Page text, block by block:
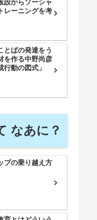
設からソーシャ
レーニングを考
とばの発達をう
を作る中野尚彦
行動の図式」
なあに？
プの乗り越え方